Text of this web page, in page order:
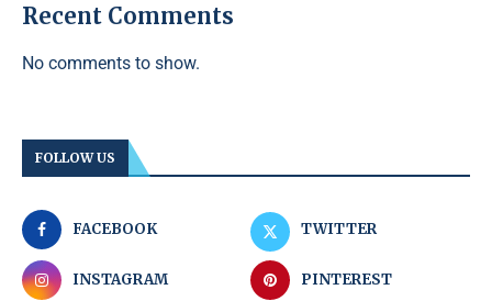
Recent Comments
No comments to show.
FOLLOW US
FACEBOOK TWITTER
INSTAGRAM PINTEREST